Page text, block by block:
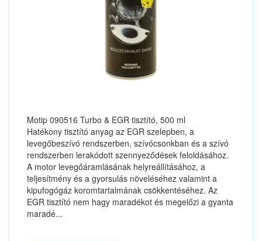
Motip 090516 Turbo & EGR tisztító, 500 ml
Hatékony tisztító anyag az EGR szelepben, a
levegőbeszívó rendszerben, szívócsonkban és a szívó
rendszerben lerakódott szennyeződések feloldásához.
A motor levegőáramlásának helyreállításához, a
teljesítmény és a gyorsulás növeléséhez valamint a
kipufogógáz koromtartalmának csökkentéséhez. Az
EGR tisztító nem hagy maradékot és megelőzi a gyanta
maradé...